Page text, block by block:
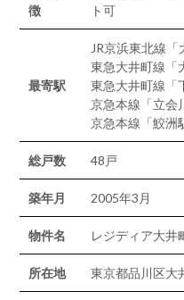
徴
ト可
最寄駅
JR京浜東北線
東急大井町線「
東急大井町線「
京急本線「立会
京急本線「鮫洲
総戸数 48戸
築年月 2005年3月
物件名 レジディア大井
所在地 東京都品川区大